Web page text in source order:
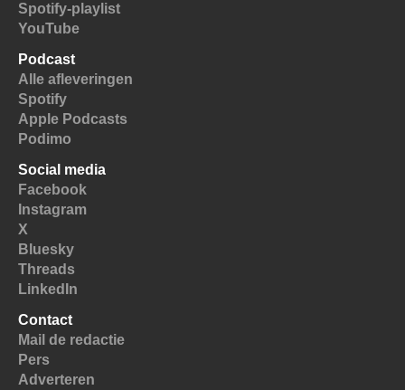
Spotify-playlist
YouTube
Podcast
Alle afleveringen
Spotify
Apple Podcasts
Podimo
Social media
Facebook
Instagram
X
Bluesky
Threads
LinkedIn
Contact
Mail de redactie
Pers
Adverteren